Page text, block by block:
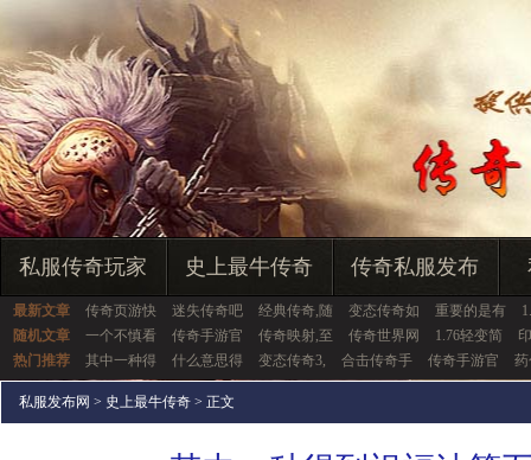
私服传奇玩家 史上最牛传奇 传奇私服发布
最新文章 传奇页游快 迷失传奇吧 经典传奇,随 变态传奇如 重要的是有
随机文章
一个不慎看 传奇手游官 传奇映射,至 传奇世界网 1.76轻变简
热门推荐
其中一种得 什么意思得 变态传奇3, 合击传奇手 传奇手游官
私服发布网 > 史上最牛传奇 > 正文